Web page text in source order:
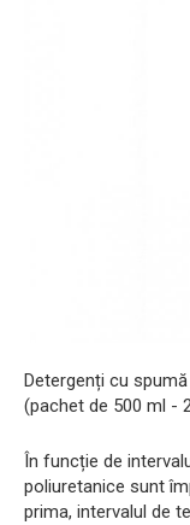
Detergenți cu
(pachet de 500 ml -
În funcție de
poliuretanice sunt
prima, intervalul de